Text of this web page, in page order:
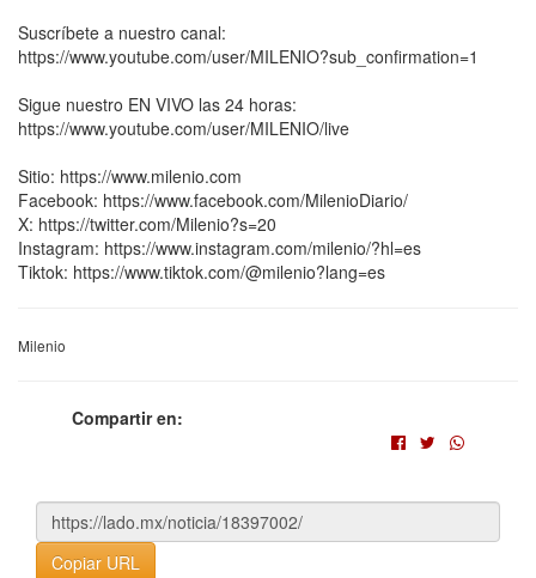
Suscríbete a nuestro canal:
https://www.youtube.com/user/MILENIO?sub_confirmation=1
Sigue nuestro EN VIVO las 24 horas:
https://www.youtube.com/user/MILENIO/live
Sitio: https://www.milenio.com
Facebook: https://www.facebook.com/MilenioDiario/
X: https://twitter.com/Milenio?s=20
Instagram: https://www.instagram.com/milenio/?hl=es
Tiktok: https://www.tiktok.com/@milenio?lang=es
Milenio
Compartir en:
Copiar URL